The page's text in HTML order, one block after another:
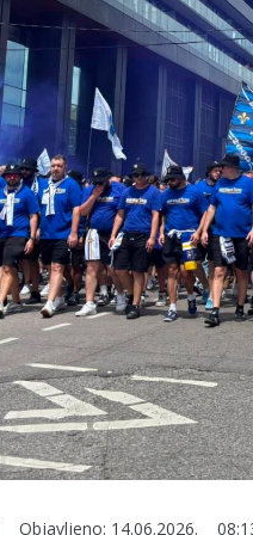
Objavljeno: 14.06.2026.